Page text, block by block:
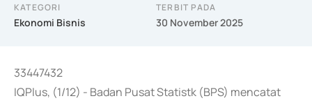
KATEGORI
Ekonomi Bisnis
TERBIT PADA
30 November 2025
33447432
IQPlus, (1/12) - Badan Pusat Statistk (BPS) mencatat